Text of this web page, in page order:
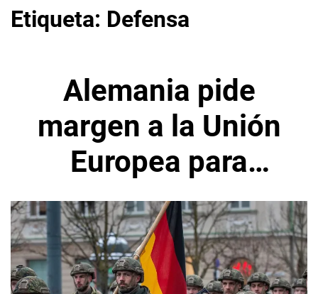
Etiqueta: Defensa
Alemania pide
margen a la Unión
Europea para
gastos de defensa